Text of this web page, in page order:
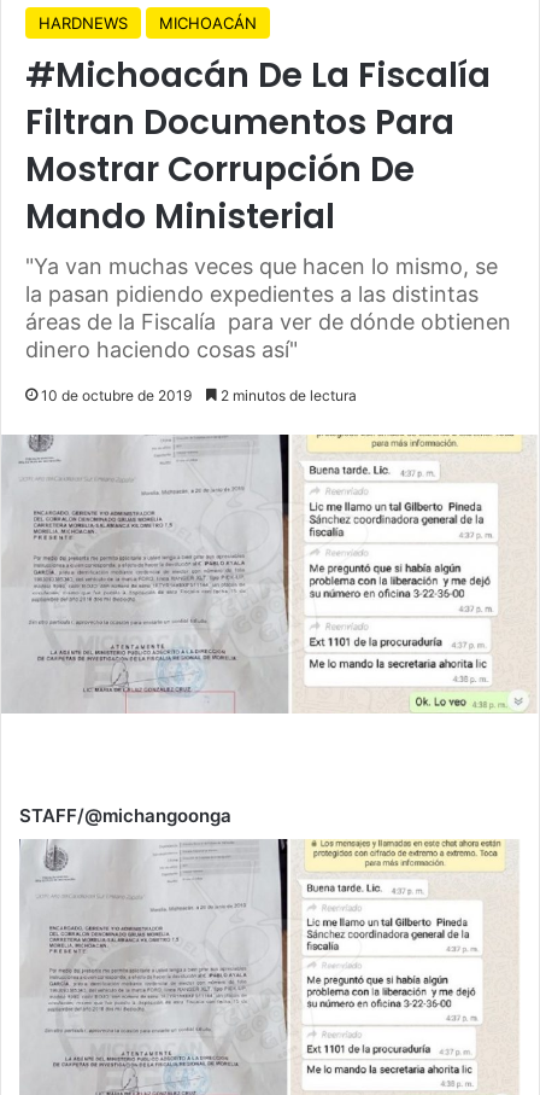
HARDNEWS MICHOACÁN
#Michoacán De La Fiscalía
Filtran Documentos Para
Mostrar Corrupción De
Mando Ministerial
"Ya van muchas veces que hacen lo mismo, se
la pasan pidiendo expedientes a las distintas
áreas de la Fiscalía para ver de dónde obtienen
dinero haciendo cosas así"
10 de octubre de 2019 2 minutos de lectura
STAFF/@michangoonga